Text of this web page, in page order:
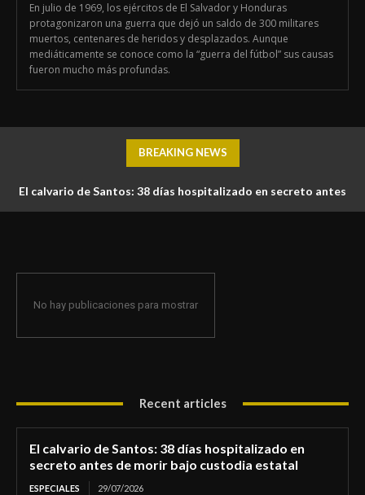
En julio de 1969, los ejércitos de El Salvador y Honduras
protagonizaron una guerra que dejó un saldo de 300 militares
muertos, centenares de heridos y desplazados. Aunque
mediáticamente se conoce como la “guerra del fútbol” sus causas
fueron mucho más profundas.
BREAKING NEWS
El calvario de Santos: 38 días hospitalizado en secreto antes
No hay publicaciones para mostrar
Recent articles
El calvario de Santos: 38 días hospitalizado en
secreto antes de morir bajo custodia estatal
ESPECIALES 29/07/2026